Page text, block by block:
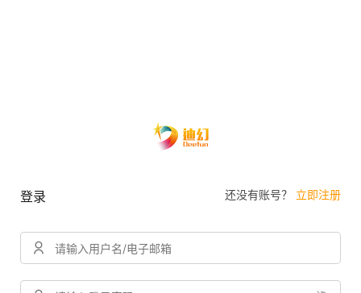
登录 还没有账号？ 立即注册